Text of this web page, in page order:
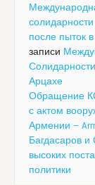
после пыток в
записи
Арцахе
Обращение
с актом
Армении —
Багдасаров
высоких
политики